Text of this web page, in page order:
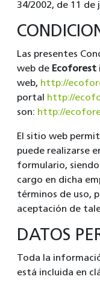
34/2002, de 11 de
Las presentes
web de Ecoforest
web, http://
portal
http://
son: http://
El sitio web
puede realizarse
formulario,
cargo en dicha
términos de uso,
aceptación de
DATOS
Toda la
está incluida en